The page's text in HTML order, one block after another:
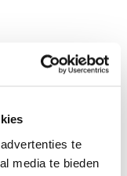
te
media te bieden
externe
een slanke
in een